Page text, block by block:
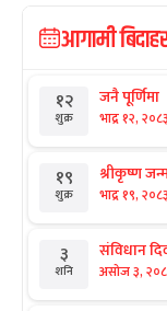
आगामी
१२
शुक्र
जनै पूर्णिमा
भाद्र १२, २०८३
१९
शुक्र
श्रीकृष्ण
भाद्र १९, २०८३
३
शनि
संविधान
असोज ३,